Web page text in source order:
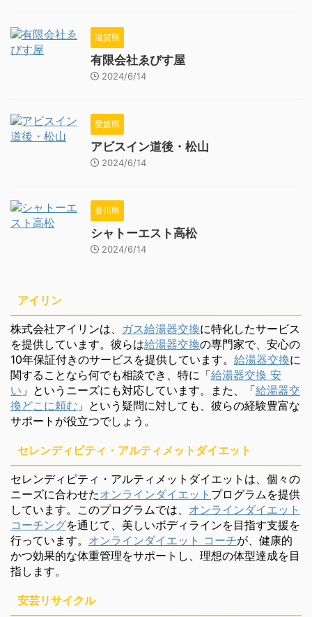
滋賀県
有限会社ゑびす屋
2024/6/14
愛媛県
アビスイン道後・松山
2024/6/14
香川県
シャトーエスト高松
2024/6/14
アイリン
株式会社アイリンは、 ガス給湯器交換に特化したサービス
を提供しています。彼らは給湯器交換の専門家で、安心の
10年保証付きのサービスを提供しています。 給湯器交換に
関することなら何でも相談でき、特に「給湯器交換 安
い 」というニーズにも対応しています。また、「給湯器交
換どこに頼む 」という疑問に対しても、彼らの経験豊富な
サポートが役立つでしょう。
セレンディピティ・アルティメットダイエット
セレンディピティ・アルティメットダイエットは、個々の
ニーズに合わせたオンラインダイエット プログラムを提供
しています。このプログラムでは、 オンラインダイエット
コーチングを通じて、美しいボディラインを目指す支援を
行っています。 オンラインダイエット コーチが、健康的
かつ効果的な体重管理をサポートし、理想の体型達成を目
指します。
安芸リサイクル